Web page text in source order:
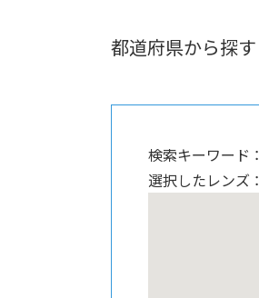
都道府県から探す
検索キーワード ：
選択したレンズ ：